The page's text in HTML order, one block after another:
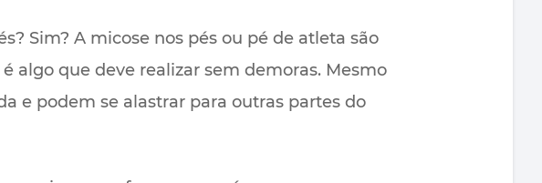
Sim? A micose nos pés ou pé de atleta são
algo que deve realizar sem demoras. Mesmo
e podem se alastrar para outras partes do